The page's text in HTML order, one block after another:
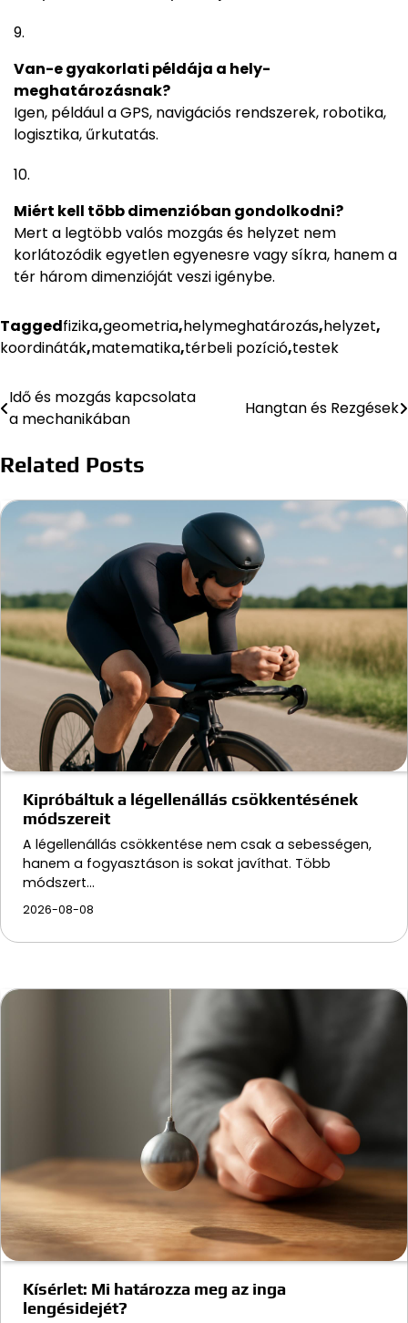
Van-e gyakorlati példája a hely-
meghatározásnak?
Igen, például a GPS, navigációs rendszerek, robotika,
logisztika, űrkutatás.
Miért kell több dimenzióban gondolkodni?
Mert a legtöbb valós mozgás és helyzet nem
korlátozódik egyetlen egyenesre vagy síkra, hanem a
tér három dimenzióját veszi igénybe.
Taggedfizika,geometria,helymeghatározás,helyzet,
koordináták,matematika,térbeli pozíció,testek
Bejegyzés
Idő és mozgás kapcsolata
a mechanikában
Hangtan és Rezgések
Related Posts
Kipróbáltuk a légellenállás csökkentésének
módszereit
A légellenállás csökkentése nem csak a sebességen,
hanem a fogyasztáson is sokat javíthat. Több
módszert…
2026-08-08
Kísérlet: Mi határozza meg az inga
lengésidejét?